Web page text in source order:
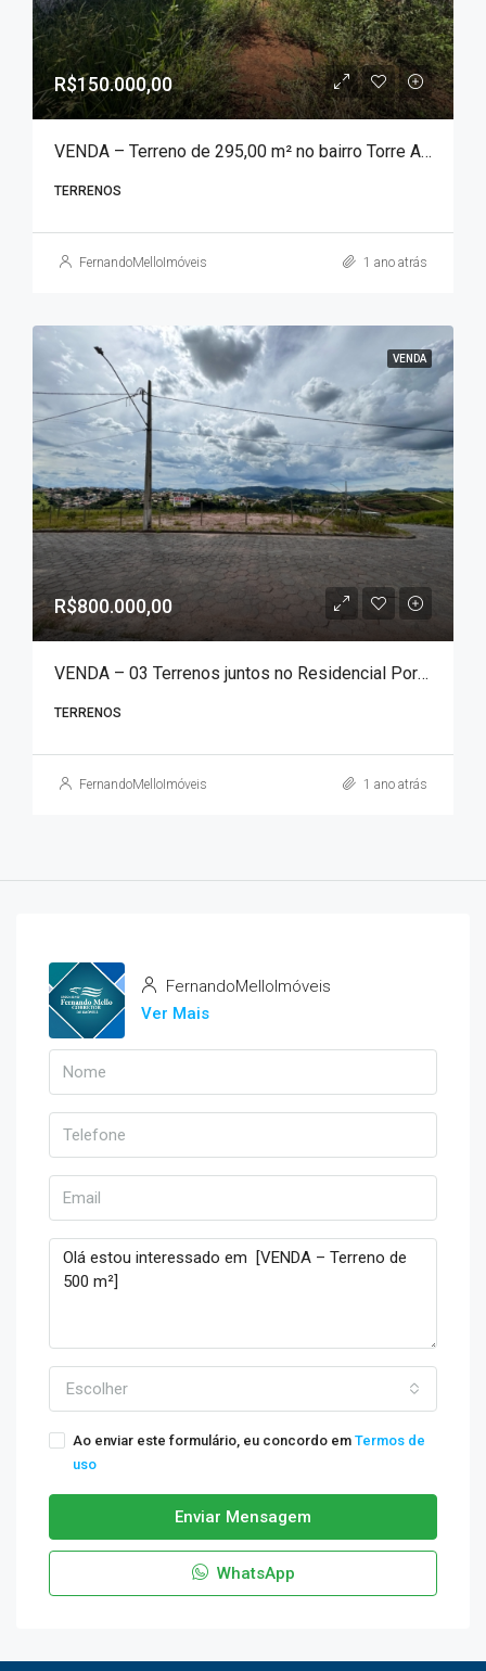
R$150.000,00
VENDA – Terreno de 295,00 m² no bairro Torre Alta!!!
TERRENOS
FernandoMelloImóveis 1 ano atrás
VENDA
R$800.000,00
VENDA – 03 Terrenos juntos no Residencial Portal das Águas com área total de 1.051 m²!!!
TERRENOS
FernandoMelloImóveis 1 ano atrás
FernandoMelloImóveis
Ver Mais
Escolher
Ao enviar este formulário, eu concordo em Termos de
uso
Enviar Mensagem
WhatsApp